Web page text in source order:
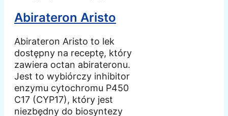
Abirateron Aristo
Abirateron Aristo to lek
dostępny na receptę, który
zawiera octan abirateronu.
Jest to wybiórczy inhibitor
enzymu cytochromu P450
C17 (CYP17), który jest
niezbędny do biosyntezy